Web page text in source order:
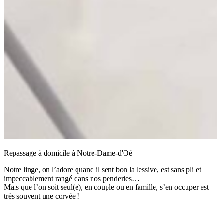
Repassage à domicile à Notre-Dame-d'Oé
Notre linge, on l’adore quand il sent bon la lessive, est sans pli et
impeccablement rangé dans nos penderies…
Mais que l’on soit seul(e), en couple ou en famille, s’en occuper est
très souvent une corvée !